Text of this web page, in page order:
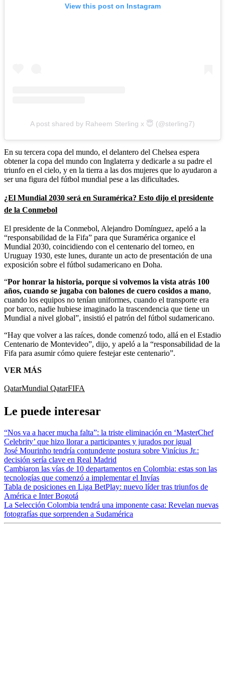
View this post on Instagram
A post shared by Raheem Sterling x 😇 (@sterling7)
En su tercera copa del mundo, el delantero del Chelsea espera
obtener la copa del mundo con Inglaterra y dedicarle a su padre el
triunfo en el cielo, y en la tierra a las dos mujeres que lo ayudaron a
ser una figura del fútbol mundial pese a las dificultades.
¿El Mundial 2030 será en Suramérica? Esto dijo el presidente
de la Conmebol
El presidente de la Conmebol, Alejandro Domínguez, apeló a la
“responsabilidad de la Fifa” para que Suramérica organice el
Mundial 2030, coincidiendo con el centenario del torneo, en
Uruguay 1930, este lunes, durante un acto de presentación de una
exposición sobre el fútbol sudamericano en Doha.
“Por honrar la historia, porque si volvemos la vista atrás 100
años, cuando se jugaba con balones de cuero cosidos a mano,
cuando los equipos no tenían uniformes, cuando el transporte era
por barco, nadie hubiese imaginado la trascendencia que tiene un
Mundial a nivel global”, insistió el patrón del fútbol sudamericano.
“Hay que volver a las raíces, donde comenzó todo, allá en el Estadio
Centenario de Montevideo”, dijo, y apeló a la “responsabilidad de la
Fifa para asumir cómo quiere festejar este centenario”.
VER MÁS
QatarMundial QatarFIFA
Le puede interesar
“Nos va a hacer mucha falta”: la triste eliminación en ‘MasterChef
Celebrity’ que hizo llorar a participantes y jurados por igual
José Mourinho tendría contundente postura sobre Vinícius Jr.:
decisión sería clave en Real Madrid
Cambiaron las vías de 10 departamentos en Colombia: estas son las
tecnologías que comenzó a implementar el Invías
Tabla de posiciones en Liga BetPlay: nuevo líder tras triunfos de
América e Inter Bogotá
La Selección Colombia tendrá una imponente casa: Revelan nuevas
fotografías que sorprenden a Sudamérica